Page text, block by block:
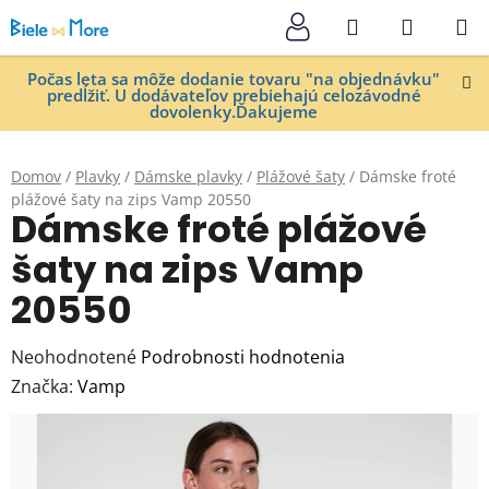
na
obsah
Počas leta sa môže dodanie tovaru "na objednávku"
predĺžiť. U dodávateľov prebiehajú celozávodné
dovolenky.Ďakujeme
Hľadať
KOŠÍK
Domov / Plavky / Dámske plavky / Plážové šaty / Dámske froté
plážové šaty na zips Vamp 20550
Dámske froté plážové
šaty na zips Vamp
20550
Priemerné
hodnotenie
produktu
Neohodnotené Podrobnosti hodnotenia
Značka: Vamp